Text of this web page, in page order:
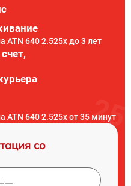
ATN 640 2.525x до 3 лет
ATN 640 2.525x от 35 минут
со